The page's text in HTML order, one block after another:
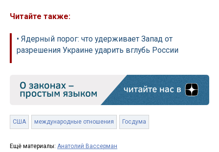
Читайте также:
• Ядерный порог: что удерживает Запад от
разрешения Украине ударить вглубь России
США международные отношения Госдума
Ещё материалы: Анатолий Вассерман